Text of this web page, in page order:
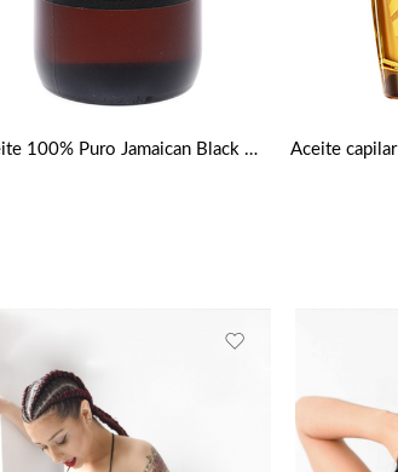
Aceite 100% Puro Jamaican Black Castor Oil Sunny isle 6oz